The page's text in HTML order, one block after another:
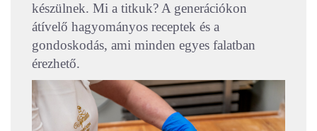
készülnek. Mi a titkuk? A generációkon
átívelő hagyományos receptek és a
gondoskodás, ami minden egyes falatban
érezhető.